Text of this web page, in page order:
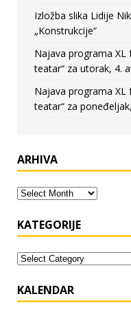
Izložba slika Lidije
„Konstrukcije“
Najava programa XL
teatar“ za utorak, 4.
Najava programa XL
teatar“ za
ARHIVA
KATEGORIJE
KALENDAR